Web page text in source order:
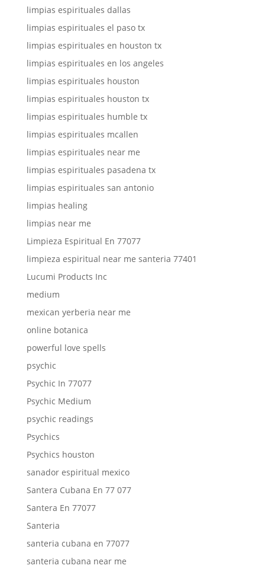
limpias espirituales dallas
limpias espirituales el paso tx
limpias espirituales en houston tx
limpias espirituales en los angeles
limpias espirituales houston
limpias espirituales houston tx
limpias espirituales humble tx
limpias espirituales mcallen
limpias espirituales near me
limpias espirituales pasadena tx
limpias espirituales san antonio
limpias healing
limpias near me
Limpieza Espiritual En 77077
limpieza espiritual near me santeria 77401
Lucumi Products Inc
medium
mexican yerberia near me
online botanica
powerful love spells
psychic
Psychic In 77077
Psychic Medium
psychic readings
Psychics
Psychics houston
sanador espiritual mexico
Santera Cubana En 77 077
Santera En 77077
Santeria
santeria cubana en 77077
santeria cubana near me